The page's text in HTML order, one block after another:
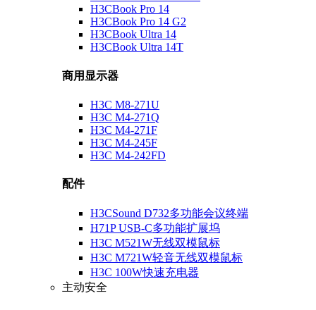
H3CBook Pro 14
H3CBook Pro 14 G2
H3CBook Ultra 14
H3CBook Ultra 14T
商用显示器
H3C M8-271U
H3C M4-271Q
H3C M4-271F
H3C M4-245F
H3C M4-242FD
配件
H3CSound D732多功能会议终端
H71P USB-C多功能扩展坞
H3C M521W无线双模鼠标
H3C M721W轻音无线双模鼠标
H3C 100W快速充电器
主动安全